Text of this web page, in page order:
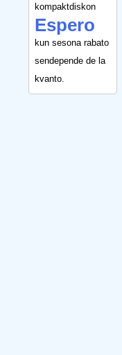
kompaktdiskon
Espero
kun sesona rabato
sendepende de la
kvanto.